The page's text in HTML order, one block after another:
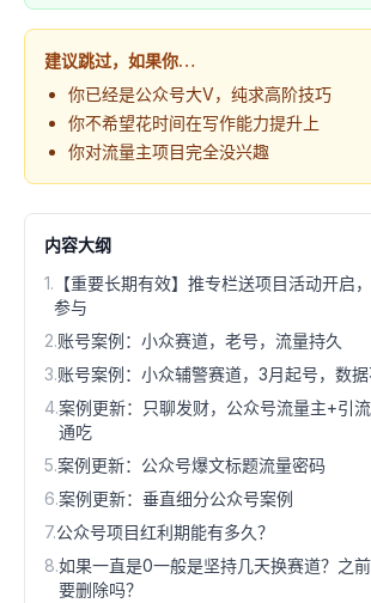
建议跳过，如果你…
你已经是公众号大V，纯求高阶技巧
你不希望花时间在写作能力提升上
你对流量主项目完全没兴趣
内容大纲
1. 【重要长期有效】推专栏送项目活动开启
参与
2.账号案例：小众赛道，老号，流量持久
3.账号案例：小众辅警赛道，3月起号，数
4.案例更新：只聊发财，公众号流量主+引
通吃
5.案例更新：公众号爆文标题流量密码
6.案例更新：垂直细分公众号案例
7.公众号项目红利期能有多久？
8.如果一直是0一般是坚持几天换赛道？之
要删除吗？